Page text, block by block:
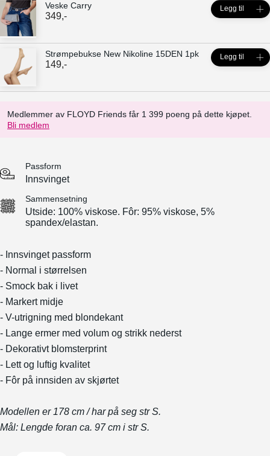
Medlemmer av FLOYD Friends får 1 399 poeng på dette kjøpet.
Bli medlem
Veske Carry
349,-
Legg til
Strømpebukse New Nikoline 15DEN 1pk
149,-
Legg til
Passform
Innsvinget
Sammensetning
Utside: 100% viskose. Fôr: 95% viskose, 5%
spandex/elastan.
- Innsvinget passform
- Normal i størrelsen
- Smock bak i livet
- Markert midje
- V-utrigning med blondekant
- Lange ermer med volum og strikk nederst
- Dekorativt blomsterprint
- Lett og luftig kvalitet
- Fôr på innsiden av skjørtet
Modellen er 178 cm / har på seg str S.
Mål: Lengde foran ca. 97 cm i str S.